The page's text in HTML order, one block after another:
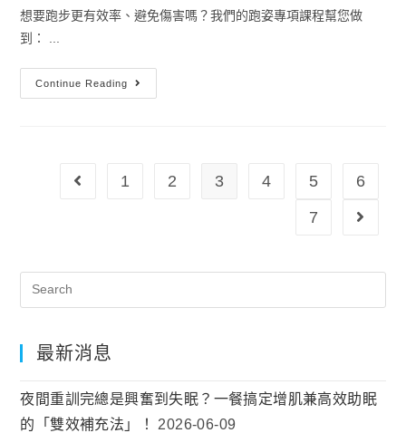
想要跑步更有效率、避免傷害嗎？我們的跑姿專項課程幫您做
到： ...
Continue Reading
1 2 3 4 5
6
7
最新消息
夜間重訓完總是興奮到失眠？一餐搞定增肌兼高效助眠
的「雙效補充法」！
2026-06-09